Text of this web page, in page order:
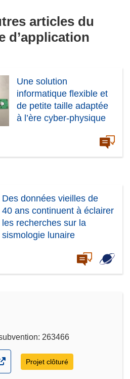
ê
t
)
articles du
d’application
Une solution
informatique flexible et
de petite taille adaptée
à l’ère cyber-physique
Des données vieilles de
40 ans continuent à éclairer
les recherches sur la
sismologie lunaire
263466
Projet clôturé